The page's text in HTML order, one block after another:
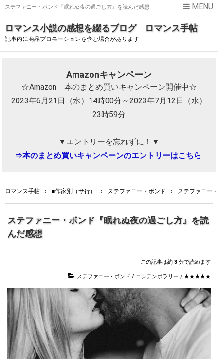
ステファニー・ボンド『眠れぬ夜の過ごし方』を読んだ感想
ロマンス小説の感想を綴るブログ ロマンス手帖
記事内に商品プロモーションを含む場合があります
Amazonキャンペーン
☆Amazon 本のまとめ買いキャンペーン開催中☆
2023年6月21日（水）14時00分～2023年7月12日（水）
23時59分
▼エントリーを忘れずに！▼
⇒本のまとめ買いキャンペーンのエントリーはこちら
ロマンス手帖 › ■作家別（サ行） › ステファニー・ボンド › ステファニー
ステファニー・ボンド『眠れぬ夜の過ごし方』を読
んだ感想
この記事は約 3 分で読めます
ステファニー・ボンド / コンテンポラリー / ★★★★★